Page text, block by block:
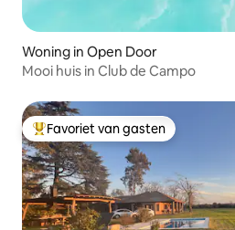
Woning in Open Door
Mooi huis in Club de Campo
Topfavoriet van gasten
Favoriet van gasten